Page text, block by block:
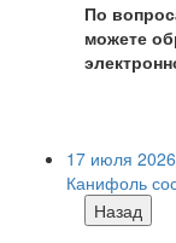
По
можете
17 июля 2026
Канифоль
Назад